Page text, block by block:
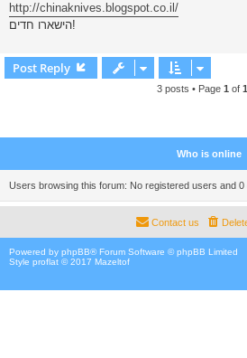
http://chinaknives.blogspot.co.il/
הישארו חדים!
Post Reply
3 posts • Page 1 of 1
Who is online
Users browsing this forum: No registered users and 0
Contact us
Powered by phpBB® Forum Software © phpBB Limited
Style proflat © 2017 Mazeltof